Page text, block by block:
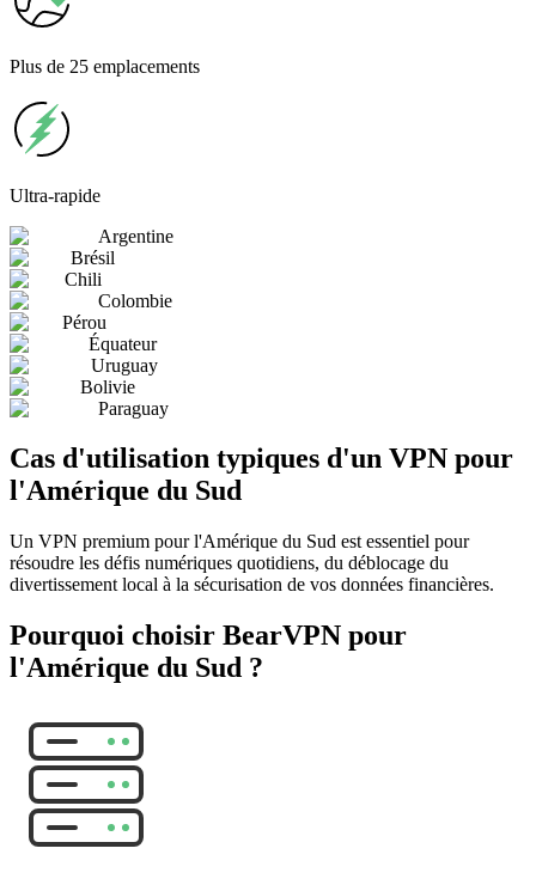
Plus de 25 emplacements
Ultra-rapide
Argentine
Brésil
Chili
Colombie
Pérou
Équateur
Uruguay
Bolivie
Paraguay
Cas d'utilisation typiques d'un VPN pour
l'Amérique du Sud
Un VPN premium pour l'Amérique du Sud est essentiel pour
résoudre les défis numériques quotidiens, du déblocage du
divertissement local à la sécurisation de vos données financières.
Pourquoi choisir BearVPN pour
l'Amérique du Sud ?